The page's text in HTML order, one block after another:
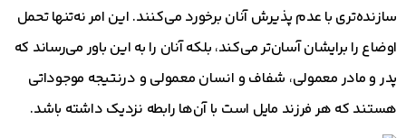
سازنده‌تری با عدم پذیرش آنان برخورد می‌کنند. این امر نه‌تنها تحمل
اوضاع را برایشان آسان‌تر می‌کند، بلکه آنان را به این باور می‌رساند که
پدر و مادر معمولی، شفاف و انسان معمولی و درنتیجه موجوداتی
هستند که هر فرزند مایل است با آن‌ها رابطه نزدیک داشته باشد.